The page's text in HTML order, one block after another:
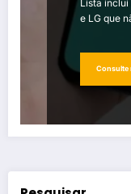
Lista inclui
e LG que
Consulte